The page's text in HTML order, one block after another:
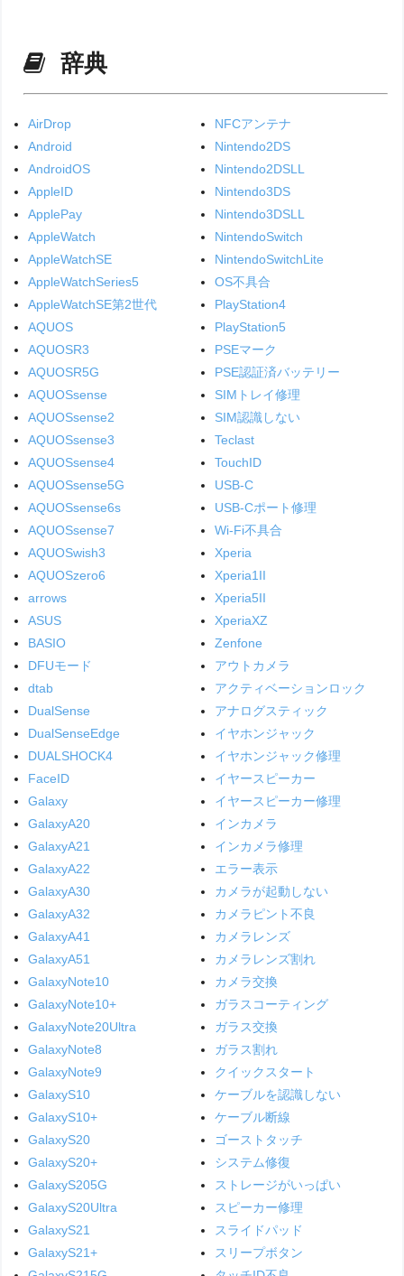
辞典
AirDrop
Android
AndroidOS
AppleID
ApplePay
AppleWatch
AppleWatchSE
AppleWatchSeries5
AppleWatchSE第2世代
AQUOS
AQUOSR3
AQUOSR5G
AQUOSsense
AQUOSsense2
AQUOSsense3
AQUOSsense4
AQUOSsense5G
AQUOSsense6s
AQUOSsense7
AQUOSwish3
AQUOSzero6
arrows
ASUS
BASIO
DFUモード
dtab
DualSense
DualSenseEdge
DUALSHOCK4
FaceID
Galaxy
GalaxyA20
GalaxyA21
GalaxyA22
GalaxyA30
GalaxyA32
GalaxyA41
GalaxyA51
GalaxyNote10
GalaxyNote10+
GalaxyNote20Ultra
GalaxyNote8
GalaxyNote9
GalaxyS10
GalaxyS10+
GalaxyS20
GalaxyS20+
GalaxyS205G
GalaxyS20Ultra
GalaxyS21
GalaxyS21+
NFCアンテナ
Nintendo2DS
Nintendo2DSLL
Nintendo3DS
Nintendo3DSLL
NintendoSwitch
NintendoSwitchLite
OS不具合
PlayStation4
PlayStation5
PSEマーク
PSE認証済バッテリー
SIMトレイ修理
SIM認識しない
Teclast
TouchID
USB-C
USB-Cポート修理
Wi-Fi不具合
Xperia
Xperia1II
Xperia5II
XperiaXZ
Zenfone
アウトカメラ
アクティベーションロック
アナログスティック
イヤホンジャック
イヤホンジャック修理
イヤースピーカー
イヤースピーカー修理
インカメラ
インカメラ修理
エラー表示
カメラが起動しない
カメラピント不良
カメラレンズ
カメラレンズ割れ
カメラ交換
ガラスコーティング
ガラス交換
ガラス割れ
クイックスタート
ケーブルを認識しない
ケーブル断線
ゴーストタッチ
システム修復
ストレージがいっぱい
スピーカー修理
スライドパッド
スリープボタン